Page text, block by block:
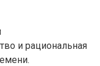
и рациональная